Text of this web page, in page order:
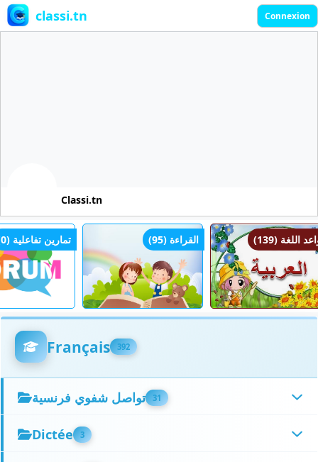
classi.tn Connexion
Classi.tn
تمارين تفاعلية (0) القراءة (95) اللغة (139)
Français 392
تواصل شفوي فرنسية 31
Dictée 3